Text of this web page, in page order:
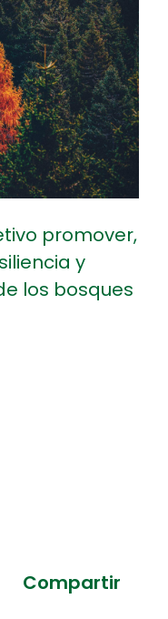
de
promover,
y
los bosques
Compartir